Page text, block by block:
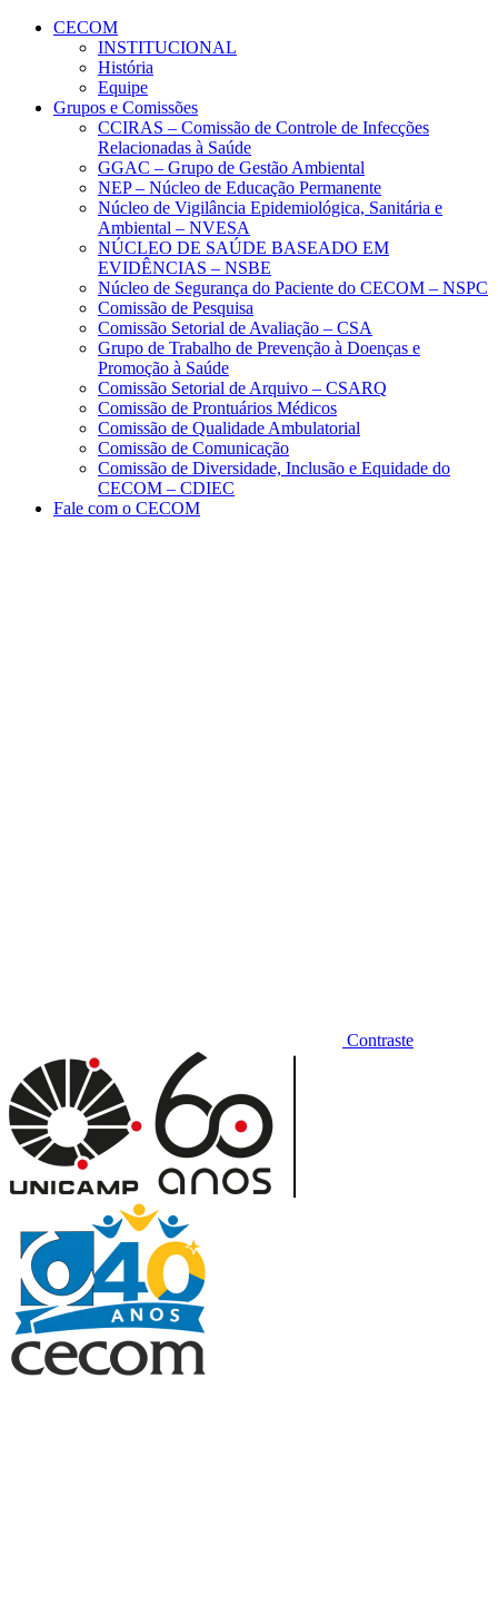
Conteúdo principal
CECOM
INSTITUCIONAL
História
Equipe
Grupos e Comissões
CCIRAS – Comissão de Controle de Infecções
Relacionadas à Saúde
GGAC – Grupo de Gestão Ambiental
NEP – Núcleo de Educação Permanente
Núcleo de Vigilância Epidemiológica, Sanitária e
Ambiental – NVESA
NÚCLEO DE SAÚDE BASEADO EM
EVIDÊNCIAS – NSBE
Núcleo de Segurança do Paciente do CECOM – NSPC
Comissão de Pesquisa
Comissão Setorial de Avaliação – CSA
Grupo de Trabalho de Prevenção à Doenças e
Promoção à Saúde
Comissão Setorial de Arquivo – CSARQ
Comissão de Prontuários Médicos
Comissão de Qualidade Ambulatorial
Comissão de Comunicação
Comissão de Diversidade, Inclusão e Equidade do
CECOM – CDIEC
Fale com o CECOM
Contraste